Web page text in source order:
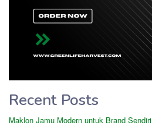
Recent Posts
Maklon Jamu Modern untuk Brand Sendiri